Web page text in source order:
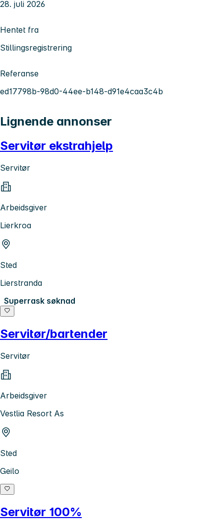
28. juli 2026
Hentet fra
Stillingsregistrering
Referanse
ed17798b-98d0-44ee-b148-d91e4caa3c4b
Lignende annonser
Servitør ekstrahjelp
Servitør
Arbeidsgiver
Lierkroa
Sted
Lierstranda
Superrask søknad
Servitør/bartender
Servitør
Arbeidsgiver
Vestlia Resort As
Sted
Geilo
Servitør 100%